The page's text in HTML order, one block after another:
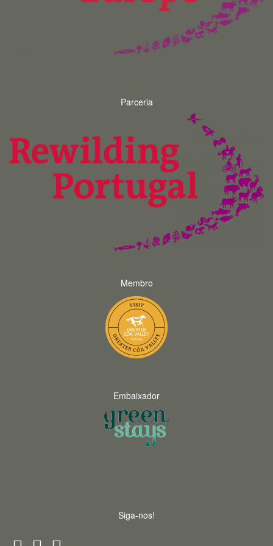
Parceria
Membro
Embaixador
Siga-nos!